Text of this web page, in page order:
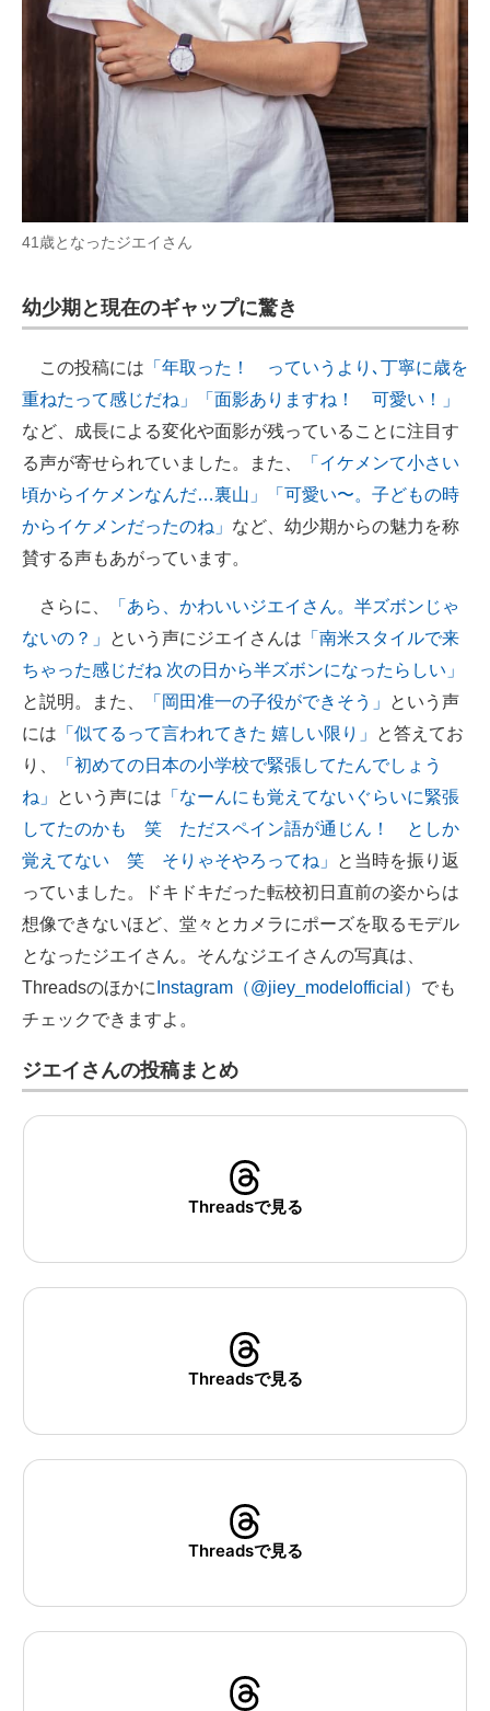
41歳となったジエイさん
幼少期と現在のギャップに驚き
この投稿には 「年取った！ っていうより､丁寧に歳を
重ねたって感じだね」
「面影ありますね！ 可愛い！」
など、成長による変化や面影が残っていることに注目す
る声が寄せられていました。また、
「イケメンて小さい
頃からイケメンなんだ…裏山」
「可愛い〜。子どもの時
からイケメンだったのね」 など、幼少期からの魅力を称
賛する声もあがっています。
さらに、
「あら、かわいいジエイさん。半ズボンじゃ
ないの？」
という声にジエイさんは 「南米スタイルで来
ちゃった感じだね 次の日から半ズボンになったらしい」
と説明。また、
「岡田准一の子役ができそう」
という声
には 「似てるって言われてきた 嬉しい限り」
と答えてお
り、
「初めての日本の小学校で緊張してたんでしょう
ね」
という声には 「なーんにも覚えてないぐらいに緊張
してたのかも 笑 ただスペイン語が通じん！ としか
覚えてない 笑 そりゃそやろってね」
と当時を振り返
っていました。ドキドキだった転校初日直前の姿からは
想像できないほど、堂々とカメラにポーズを取るモデル
となったジエイさん。そんなジエイさんの写真は、
Threadsのほかに Instagram（@jiey_modelofficial） でも
チェックできますよ。
ジエイさんの投稿まとめ
Threadsで見る
Threadsで見る
Threadsで見る